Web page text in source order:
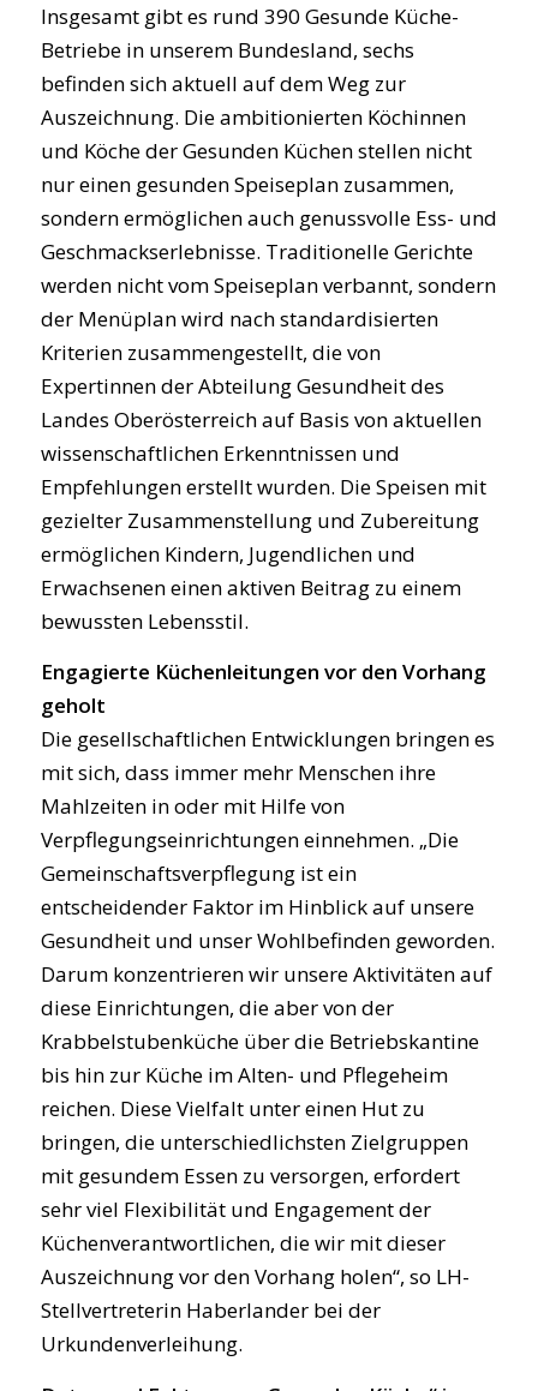
Insgesamt gibt es rund 390 Gesunde Küche-
Betriebe in unserem Bundesland, sechs
befinden sich aktuell auf dem Weg zur
Auszeichnung. Die ambitionierten Köchinnen
und Köche der Gesunden Küchen stellen nicht
nur einen gesunden Speiseplan zusammen,
sondern ermöglichen auch genussvolle Ess- und
Geschmackserlebnisse. Traditionelle Gerichte
werden nicht vom Speiseplan verbannt, sondern
der Menüplan wird nach standardisierten
Kriterien zusammengestellt, die von
Expertinnen der Abteilung Gesundheit des
Landes Oberösterreich auf Basis von aktuellen
wissenschaftlichen Erkenntnissen und
Empfehlungen erstellt wurden. Die Speisen mit
gezielter Zusammenstellung und Zubereitung
ermöglichen Kindern, Jugendlichen und
Erwachsenen einen aktiven Beitrag zu einem
bewussten Lebensstil.
Engagierte Küchenleitungen vor den Vorhang
geholt
Die gesellschaftlichen Entwicklungen bringen es
mit sich, dass immer mehr Menschen ihre
Mahlzeiten in oder mit Hilfe von
Verpflegungseinrichtungen einnehmen. „Die
Gemeinschaftsverpflegung ist ein
entscheidender Faktor im Hinblick auf unsere
Gesundheit und unser Wohlbefinden geworden.
Darum konzentrieren wir unsere Aktivitäten auf
diese Einrichtungen, die aber von der
Krabbelstubenküche über die Betriebskantine
bis hin zur Küche im Alten- und Pflegeheim
reichen. Diese Vielfalt unter einen Hut zu
bringen, die unterschiedlichsten Zielgruppen
mit gesundem Essen zu versorgen, erfordert
sehr viel Flexibilität und Engagement der
Küchenverantwortlichen, die wir mit dieser
Auszeichnung vor den Vorhang holen“, so LH-
Stellvertreterin Haberlander bei der
Urkundenverleihung.